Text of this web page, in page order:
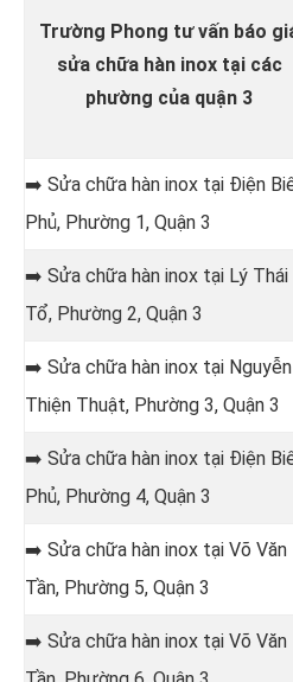
Trường Phong tư vấn báo
sửa chữa hàn inoxtại các
phường của quận 3
➡️ Sửa chữa hàn inox tại Điện
Phủ, Phường 1, Quận 3
➡️ Sửa chữa hàn inox tại Lý Thái
Tổ, Phường 2, Quận 3
➡️ Sửa chữa hàn inox tại Nguyễn
Thiện Thuật, Phường 3, Quận 3
➡️ Sửa chữa hàn inox tại Điện
Phủ, Phường 4, Quận 3
➡️ Sửa chữa hàn inox tại Võ Văn
Tần, Phường 5, Quận 3
➡️ Sửa chữa hàn inox tại Võ Văn